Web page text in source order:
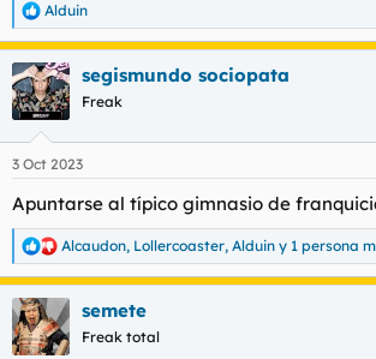
R
e
a
c
c
i
e
:
Alduin
segismundo sociopata
Freak
3 Oct 2023
Apuntarse al típico gimnasio de
R
e
a
c
c
i
Alcaudon, Lollercoaster, Alduin y 1 persona
semete
Freak total